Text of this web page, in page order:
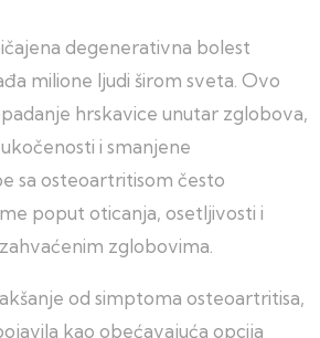
degenerativna bolest
milione ljudi širom sveta. Ovo
hrskavice unutar zglobova,
i smanjene
sa osteoartritisom često
poput oticanja, osetljivosti i
zglobovima.
od simptoma osteoartritisa,
kao obećavajuća opcija